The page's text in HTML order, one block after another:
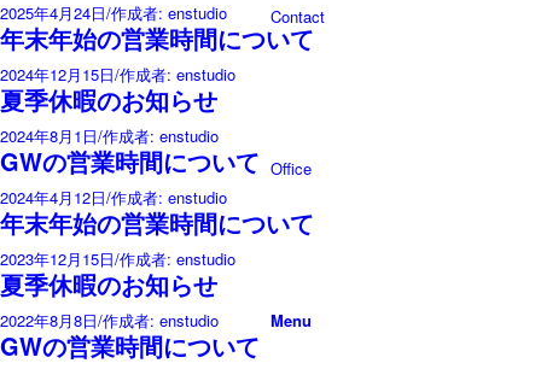
Contact
Office
Menu
2025年4月24日/作成者: enstudio
年末年始の営業時間について
2024年12月15日/作成者: enstudio
夏季休暇のお知らせ
2024年8月1日/作成者: enstudio
GWの営業時間について
2024年4月12日/作成者: enstudio
年末年始の営業時間について
2023年12月15日/作成者: enstudio
夏季休暇のお知らせ
2022年8月8日/作成者: enstudio
GWの営業時間について